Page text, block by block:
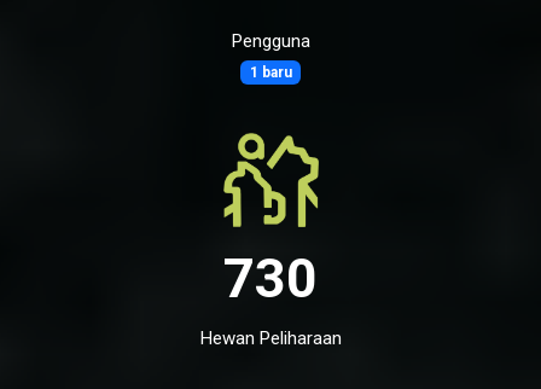
Pengguna
1 baru
730
Hewan Peliharaan